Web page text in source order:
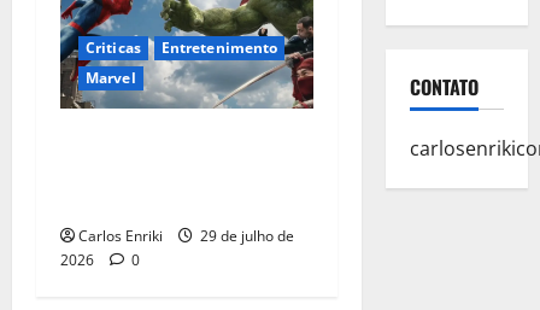
Criticas
Entretenimento
Marvel
Carlos Enriki
29 de julho de
2026
0
CONTATO